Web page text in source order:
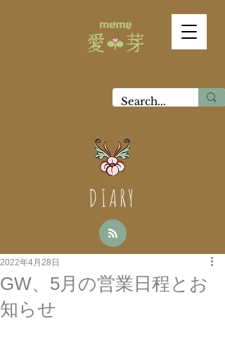
DIARY
GW、5月の営業日程とお
知らせ
2022年4月28日